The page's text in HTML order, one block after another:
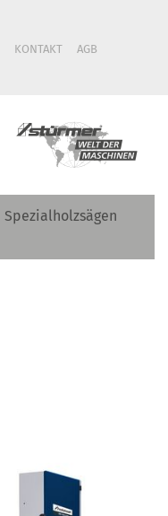
KONTAKT
AGB
Spezialholzsägen